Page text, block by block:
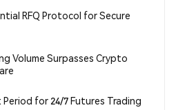
RFQ Protocol for Secure
Volume Surpasses Crypto
for 24/7 Futures Trading